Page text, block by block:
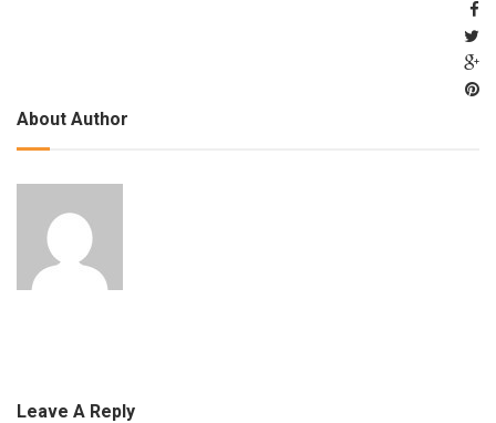
About Author
Leave A Reply